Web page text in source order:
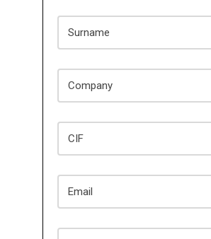
Surname
Company
CIF
Email
Telephone